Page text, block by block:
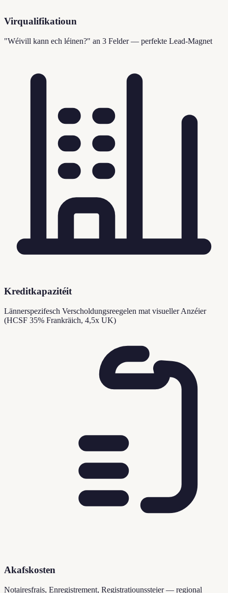
Virqualifikatioun
"Wéivill kann ech léinen?" an 3 Felder — perfekte Lead-Magnet
Kreditkapazitéit
Lännerspezifesch Verscholdungsreegelen mat visueller Anzéier
(HCSF 35% Frankräich, 4,5x UK)
Akafskosten
Notairesfrais, Enregistrement, Registratiounssteier — regional